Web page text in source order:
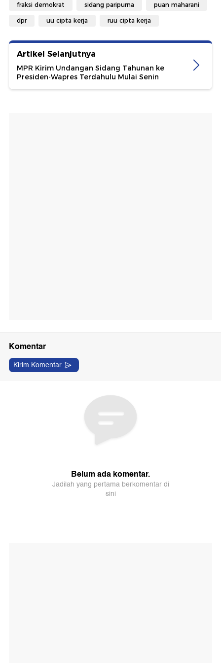
fraksi demokrat sidang paripurna puan maharani
dpr uu cipta kerja ruu cipta kerja
Artikel Selanjutnya
MPR Kirim Undangan Sidang Tahunan ke
Presiden-Wapres Terdahulu Mulai Senin